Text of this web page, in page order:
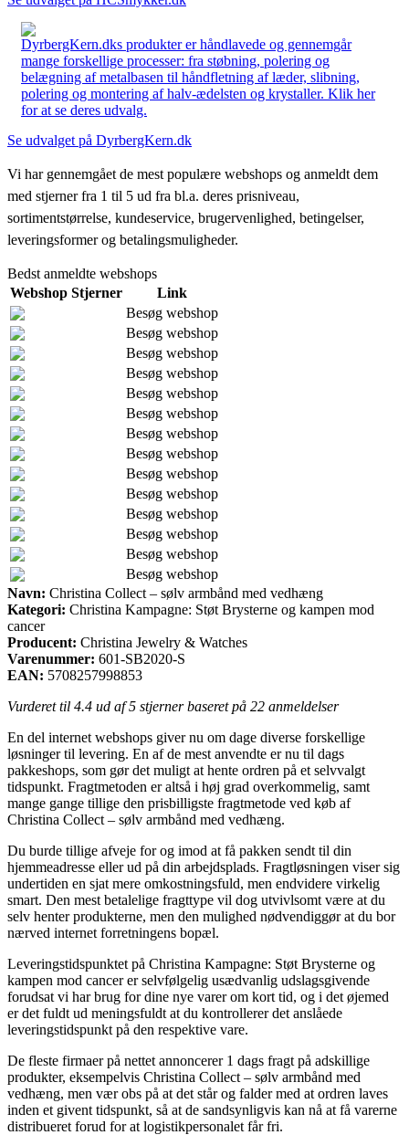
DyrbergKern.dks produkter er håndlavede og gennemgår
mange forskellige processer: fra støbning, polering og
belægning af metalbasen til håndfletning af læder, slibning,
polering og montering af halv-ædelsten og krystaller. Klik her
for at se deres udvalg.
Se udvalget på DyrbergKern.dk
Vi har gennemgået de mest populære webshops og anmeldt dem
med stjerner fra 1 til 5 ud fra bl.a. deres prisniveau,
sortimentstørrelse, kundeservice, brugervenlighed, betingelser,
leveringsformer og betalingsmuligheder.
Bedst anmeldte webshops
Webshop Stjerner
Link
Besøg webshop
Besøg webshop
Besøg webshop
Besøg webshop
Besøg webshop
Besøg webshop
Besøg webshop
Besøg webshop
Besøg webshop
Besøg webshop
Besøg webshop
Besøg webshop
Besøg webshop
Besøg webshop
Navn: Christina Collect – sølv armbånd med vedhæng
Kategori: Christina Kampagne: Støt Brysterne og kampen mod
cancer
Producent: Christina Jewelry & Watches
Varenummer: 601-SB2020-S
EAN: 5708257998853
Vurderet til 4.4 ud af 5 stjerner baseret på 22 anmeldelser
En del internet webshops giver nu om dage diverse forskellige
løsninger til levering. En af de mest anvendte er nu til dags
pakkeshops, som gør det muligt at hente ordren på et selvvalgt
tidspunkt. Fragtmetoden er altså i høj grad overkommelig, samt
mange gange tillige den prisbilligste fragtmetode ved køb af
Christina Collect – sølv armbånd med vedhæng.
Du burde tillige afveje for og imod at få pakken sendt til din
hjemmeadresse eller ud på din arbejdsplads. Fragtløsningen viser sig
undertiden en sjat mere omkostningsfuld, men endvidere virkelig
smart. Den mest betalelige fragttype vil dog utvivlsomt være at du
selv henter produkterne, men den mulighed nødvendiggør at du bor
nærved internet forretningens bopæl.
Leveringstidspunktet på Christina Kampagne: Støt Brysterne og
kampen mod cancer er selvfølgelig usædvanlig udslagsgivende
forudsat vi har brug for dine nye varer om kort tid, og i det øjemed
er det fuldt ud meningsfuldt at du kontrollerer det anslåede
leveringstidspunkt på den respektive vare.
De fleste firmaer på nettet annoncerer 1 dags fragt på adskillige
produkter, eksempelvis Christina Collect – sølv armbånd med
vedhæng, men vær obs på at det står og falder med at ordren laves
inden et givent tidspunkt, så at de sandsynligvis kan nå at få varerne
distribueret forud for at logistikpersonalet får fri.